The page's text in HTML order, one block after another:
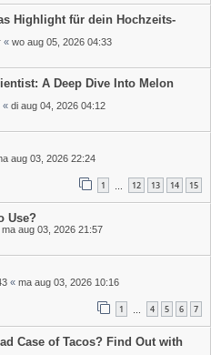
Highlight für dein Hochzeits-
« wo aug 05, 2026 04:33
A Deep Dive Into Melon
« di aug 04, 2026 04:12
aug 03, 2026 22:24
1 12 13 14 15
Use?
ma aug 03, 2026 21:57
« ma aug 03, 2026 10:16
1 4 5 6 7
Case of Tacos? Find Out with